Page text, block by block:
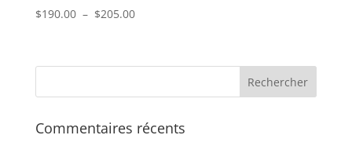
$190.00 – $205.00Plage
$190.00
Commentaires récents